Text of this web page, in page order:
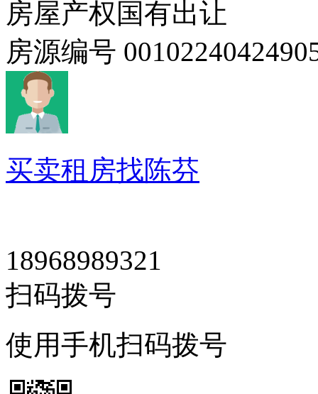
房屋产权 国有出让
房源编号
买卖租房找陈芬
18968989321
扫码拨号
使用手机扫码拨号